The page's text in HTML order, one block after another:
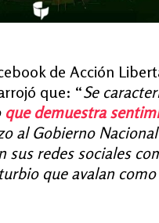
de Acción
que: “Se
que demuestra
al Gobierno
sus redes sociales
que avalan